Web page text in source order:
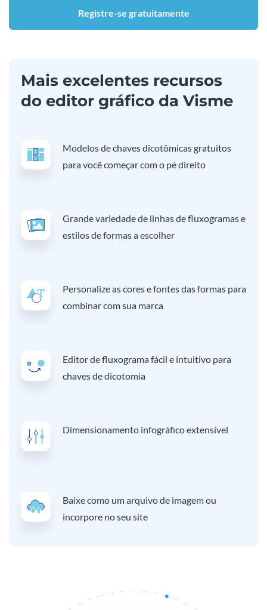
Registre-se gratuitamente
Mais excelentes recursos
do editor gráfico da Visme
Modelos de chaves dicotômicas gratuitos
para você começar com o pé direito
Grande variedade de linhas de fluxogramas e
estilos de formas a escolher
Personalize as cores e fontes das formas para
combinar com sua marca
Editor de fluxograma fácil e intuitivo para
chaves de dicotomia
Dimensionamento infográfico extensível
Baixe como um arquivo de imagem ou
incorpore no seu site